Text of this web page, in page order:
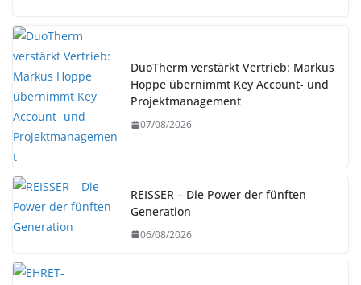
DuoTherm verstärkt Vertrieb: Markus
Hoppe übernimmt Key Account- und
Projektmanagement
07/08/2026
REISSER – Die Power der fünften
Generation
06/08/2026